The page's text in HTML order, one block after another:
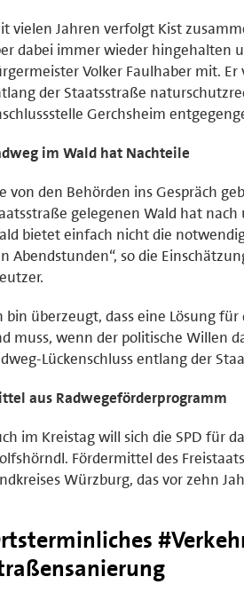
vielen Jahren verfolgt Kist
dabei immer wieder hingehalten
Volker Faulhaber mit.
der Staatsstraße
Gerchsheim
im Wald hat Nachteile
von den Behörden ins Gespräch
gelegenen Wald hat
bietet einfach nicht die
Abendstunden“, so die
bin überzeugt, dass eine Lösung
muss, wenn der politische Willen
Lückenschluss entlang der
aus Radwegeförderprogramm
im Kreistag will sich die SPD für
Fördermittel des
Würzburg, das vor zehn